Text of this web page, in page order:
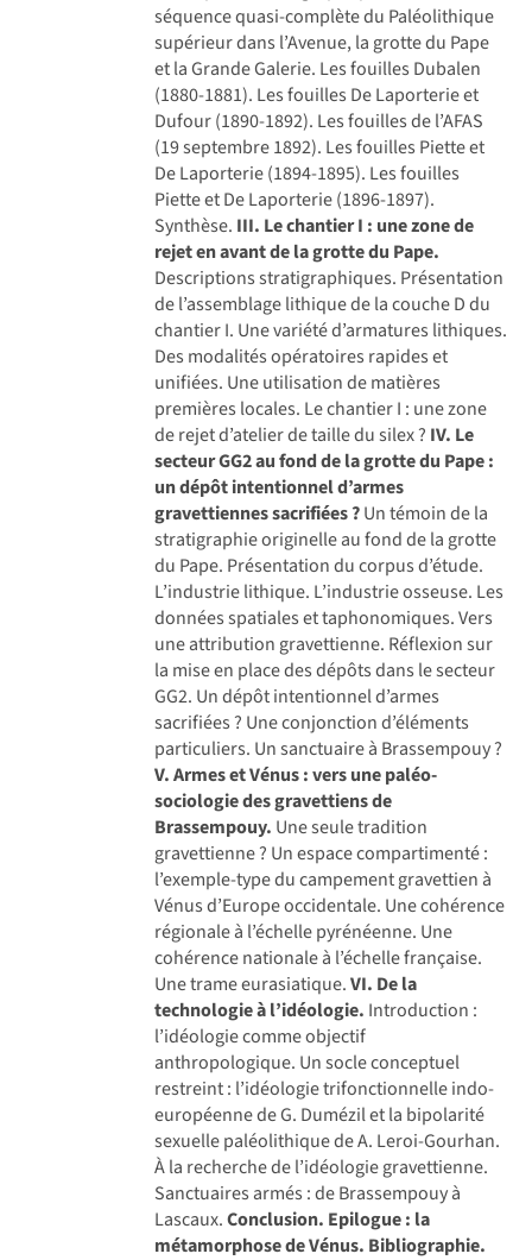
séquence quasi-complète du Paléolithique
supérieur dans l’Avenue, la grotte du Pape
et la Grande Galerie. Les fouilles Dubalen
(1880-1881). Les fouilles De Laporterie et
Dufour (1890-1892). Les fouilles de l’AFAS
(19 septembre 1892). Les fouilles Piette et
De Laporterie (1894-1895). Les fouilles
Piette et De Laporterie (1896-1897).
Synthèse. III. Le chantier I : une zone de
rejet en avant de la grotte du Pape.
Descriptions stratigraphiques. Présentation
de l’assemblage lithique de la couche D du
chantier I. Une variété d’armatures lithiques.
Des modalités opératoires rapides et
unifiées. Une utilisation de matières
premières locales. Le chantier I : une zone
de rejet d’atelier de taille du silex ? IV. Le
secteur GG2 au fond de la grotte du Pape :
un dépôt intentionnel d’armes
gravettiennes sacrifiées ?Un témoin de la
stratigraphie originelle au fond de la grotte
du Pape. Présentation du corpus d’étude.
L’industrie lithique. L’industrie osseuse. Les
données spatiales et taphonomiques. Vers
une attribution gravettienne. Réflexion sur
la mise en place des dépôts dans le secteur
GG2. Un dépôt intentionnel d’armes
sacrifiées ? Une conjonction d’éléments
particuliers. Un sanctuaire à Brassempouy ?
V. Armes et Vénus : vers une paléo-
sociologie des gravettiens de
Brassempouy. Une seule tradition
gravettienne ? Un espace compartimenté :
l’exemple-type du campement gravettien à
Vénus d’Europe occidentale. Une cohérence
régionale à l’échelle pyrénéenne. Une
cohérence nationale à l’échelle française.
Une trame eurasiatique.VI. De la
technologie à l’idéologie. Introduction :
l’idéologie comme objectif
anthropologique. Un socle conceptuel
restreint : l’idéologie trifonctionnelle indo-
européenne de G. Dumézil et la bipolarité
sexuelle paléolithique de A. Leroi-Gourhan.
À la recherche de l’idéologie gravettienne.
Sanctuaires armés : de Brassempouy à
Lascaux.Conclusion. Epilogue : la
métamorphose de Vénus. Bibliographie.